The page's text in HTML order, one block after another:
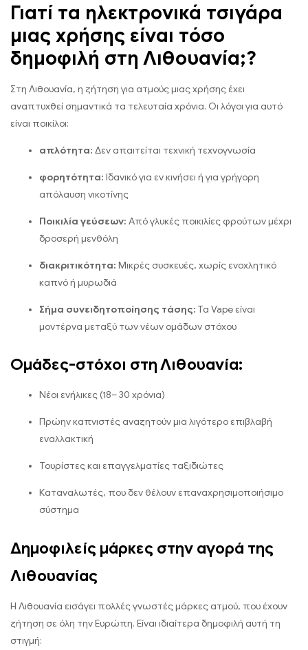
Γιατί τα ηλεκτρονικά τσιγάρα
μιας χρήσης είναι τόσο
δημοφιλή στη Λιθουανία;?
Στη Λιθουανία, η ζήτηση για ατμούς μιας χρήσης έχει
αναπτυχθεί σημαντικά τα τελευταία χρόνια. Οι λόγοι για αυτό
είναι ποικίλοι:
απλότητα: Δεν απαιτείται τεχνική τεχνογνωσία
φορητότητα: Ιδανικό για εν κινήσει ή για γρήγορη
απόλαυση νικοτίνης
Ποικιλία γεύσεων: Από γλυκές ποικιλίες φρούτων μέχρι
δροσερή μενθόλη
διακριτικότητα: Μικρές συσκευές, χωρίς ενοχλητικό
καπνό ή μυρωδιά
Σήμα συνειδητοποίησης τάσης: Τα Vape είναι
μοντέρνα μεταξύ των νέων ομάδων στόχου
Ομάδες-στόχοι στη Λιθουανία:
Νέοι ενήλικες (18– 30 χρόνια)
Πρώην καπνιστές αναζητούν μια λιγότερο επιβλαβή
εναλλακτική
Τουρίστες και επαγγελματίες ταξιδιώτες
Καταναλωτές, που δεν θέλουν επαναχρησιμοποιήσιμο
σύστημα
Δημοφιλείς μάρκες στην αγορά της
Λιθουανίας
Η Λιθουανία εισάγει πολλές γνωστές μάρκες ατμού, που έχουν
ζήτηση σε όλη την Ευρώπη. Είναι ιδιαίτερα δημοφιλή αυτή τη
στιγμή: